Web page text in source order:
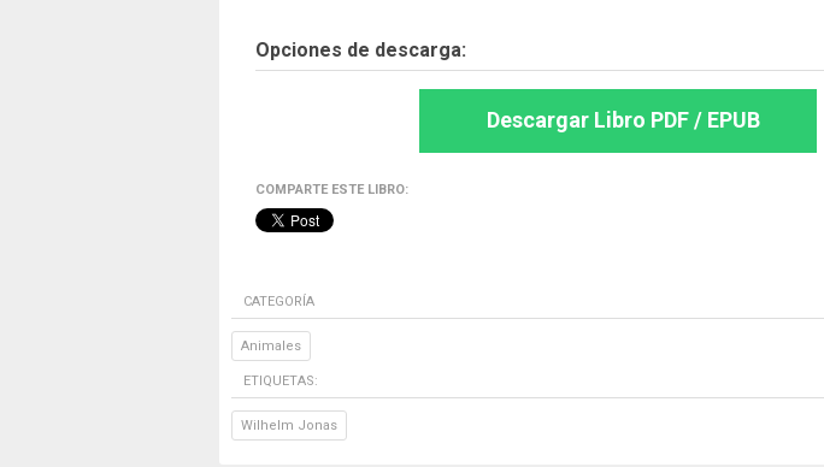
Opciones de descarga:
Descargar Libro PDF / EPUB
COMPARTE ESTE LIBRO:
CATEGORÍA
Animales
ETIQUETAS:
Wilhelm Jonas